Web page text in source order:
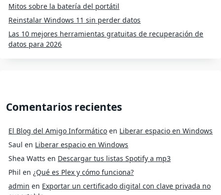
Mitos sobre la batería del portátil
Reinstalar Windows 11 sin perder datos
Las 10 mejores herramientas gratuitas de recuperación de
datos para 2026
Comentarios recientes
El Blog del Amigo Informático en Liberar espacio en Windows
Saul en Liberar espacio en Windows
Shea Watts en Descargar tus listas Spotify a mp3
Phil en ¿Qué es Plex y cómo funciona?
admin en Exportar un certificado digital con clave privada no